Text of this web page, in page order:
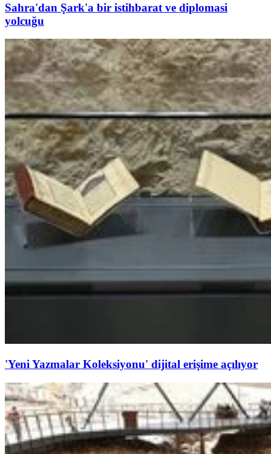
Sahra'dan Şark'a bir istihbarat ve diplomasi
yolcuğu
'Yeni Yazmalar Koleksiyonu' dijital erişime açılıyor